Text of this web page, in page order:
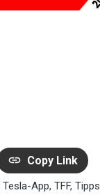
Copy Link
Tesla-App, TFF, Tipps